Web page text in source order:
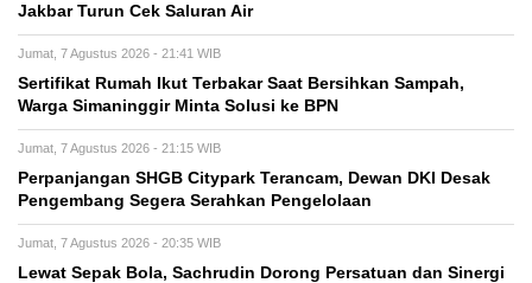
Jakbar Turun Cek Saluran Air
Jumat, 7 Agustus 2026 - 21:41 WIB
Sertifikat Rumah Ikut Terbakar Saat Bersihkan Sampah,
Warga Simaninggir Minta Solusi ke BPN
Jumat, 7 Agustus 2026 - 21:15 WIB
Perpanjangan SHGB Citypark Terancam, Dewan DKI Desak
Pengembang Segera Serahkan Pengelolaan
Jumat, 7 Agustus 2026 - 20:35 WIB
Lewat Sepak Bola, Sachrudin Dorong Persatuan dan Sinergi